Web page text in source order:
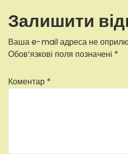
Залишити
Ваша e-mail адреса не
Обов’язкові поля позначені *
Коментар *